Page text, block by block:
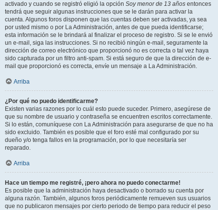
activado y cuando se registró eligió la opción Soy menor de 13 años entonces
tendrá que seguir algunas instrucciones que se le darán para activar la
cuenta. Algunos foros disponen que las cuentas deben ser activadas, ya sea
por usted mismo o por La Administración, antes de que pueda identificarse;
esta información se le brindará al finalizar el proceso de registro. Si se le envió
un e-mail, siga las instrucciones. Si no recibió ningún e-mail, seguramente la
dirección de correo electrónico que proporcionó no es correcta o tal vez haya
sido capturada por un filtro anti-spam. Si está seguro de que la dirección de e-
mail que proporcionó es correcta, envíe un mensaje a La Administración.
Arriba
¿Por qué no puedo identificarme?
Existen varias razones por lo cuál esto puede suceder. Primero, asegúrese de
que su nombre de usuario y contraseña se encuentren escritos correctamente.
Si lo están, comuníquese con La Administración para asegurarse de que no ha
sido excluido. También es posible que el foro esté mal configurado por su
dueño y/o tenga fallos en la programación, por lo que necesitaría ser
reparado.
Arriba
Hace un tiempo me registré, ¡pero ahora no puedo conectarme!
Es posible que la administración haya desactivado o borrado su cuenta por
alguna razón. También, algunos foros periódicamente remueven sus usuarios
que no publicaron mensajes por cierto periodo de tiempo para reducir el peso